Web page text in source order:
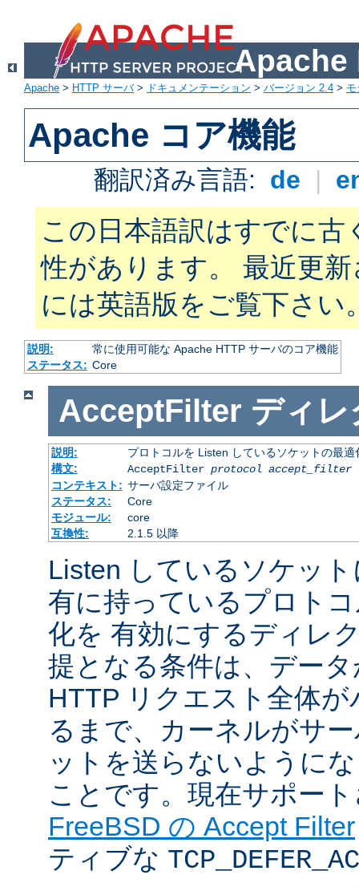
Apache
Apache > HTTP サーバ> ドキュメンテーション > バージョン 2.4 >
Apache コア機能
翻訳済み言語: de |
この日本語訳はすでに古
性があります。 最近更
には英語版をご覧下さい
説明:
常に使用可能な Apache HTTP サーバのコア機能
ステータス: Core
AcceptFilter ディレ
説明:
プロトコルを Listen しているソケットの最適
構文:
AcceptFilter protocol accept_filter
コンテキスト: サーバ設定ファイル
ステータス:
Core
モジュール:
core
互換性:
2.1.5 以降
Listen しているソケッ
有に持っているプロト
化を 有効にするディレ
提となる条件は、デー
HTTP リクエスト全体
るまで、カーネルがサ
ットを送らないように
ことです。現在サポー
FreeBSD の Accept Filter
ティブな